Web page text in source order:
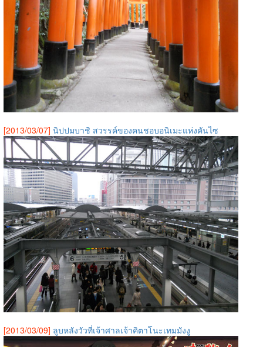
[2013/03/07] นิปปมบาชิ สวรรค์ของคนชอบอนิเมะแห่งคันไซ
[2013/03/09] ลูบหลังวัวที่เจ้าศาลเจ้าคิตาโนะเทมมังงู